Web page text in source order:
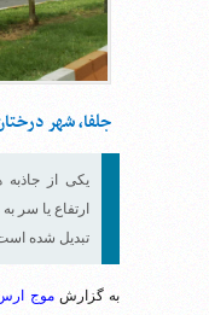
جلفا، شهر
یکی از
ارتفاع یا سر
تبدیل شده
به گزارشموج